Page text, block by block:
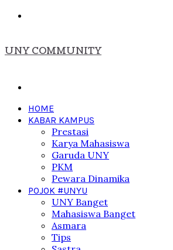
UNY COMMUNITY
HOME
KABAR KAMPUS
Prestasi
Karya Mahasiswa
Garuda UNY
PKM
Pewara Dinamika
POJOK #UNYU
UNY Banget
Mahasiswa Banget
Asmara
Tips